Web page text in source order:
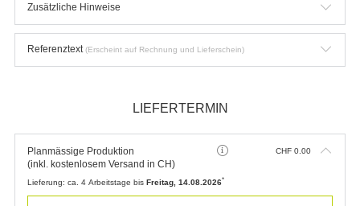
Zusätzliche Hinweise
Referenztext (Erscheint auf Rechnung und Lieferschein)
LIEFERTERMIN
Planmässige Produktion
(inkl. kostenlosem Versand in CH)
CHF 0.00
Lieferung: ca. 4 Arbeitstage bis Freitag, 14.08.2026*